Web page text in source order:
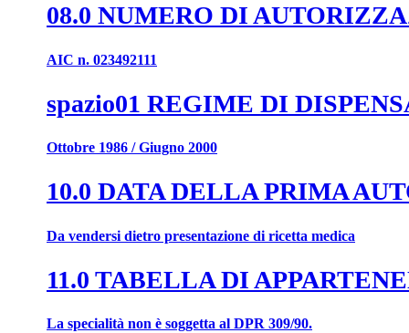
08.0 NUMERO DI
AIC n. 023492111
spazio01 REGIME DI
Ottobre 1986 / Giugno 2000
10.0 DATA DELLA PRIMA
Da vendersi dietro presentazione di ricetta medica
11.0 TABELLA DI
La specialità non è soggetta al DPR 309/90.